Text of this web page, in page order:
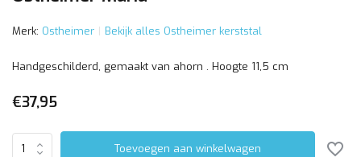
Merk: Ostheimer Bekijk alles Ostheimer kerststal
Handgeschilderd, gemaakt van ahorn . Hoogte 11,5 cm
€37,95
Toevoegen aan winkelwagen